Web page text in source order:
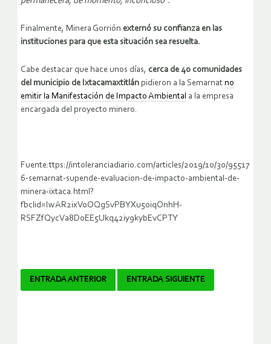
Finalmente, Minera Gorrión externó su confianza en las
instituciones para que esta situación sea resuelta.
Cabe destacar que hace unos días, cerca de 40 comunidades
del municipio de Ixtacamaxtitlán pidieron a la Semarnat no
emitir la Manifestación de Impacto Ambiental a la empresa
encargada del proyecto minero.
Fuente:ttps://intoleranciadiario.com/articles/2019/10/30/95517
6-semarnat-supende-evaluacion-de-impacto-ambiental-de-
minera-ixtaca.html?
fbclid=IwAR2ixVoOQgSvPBYXu50iqOnhH-
RSFZfQycVa8D0EE5Ukq42iy9kybEvCPTY
Navegador
ENTRADA ANTERIOR ENTRADA SIGUIENTE